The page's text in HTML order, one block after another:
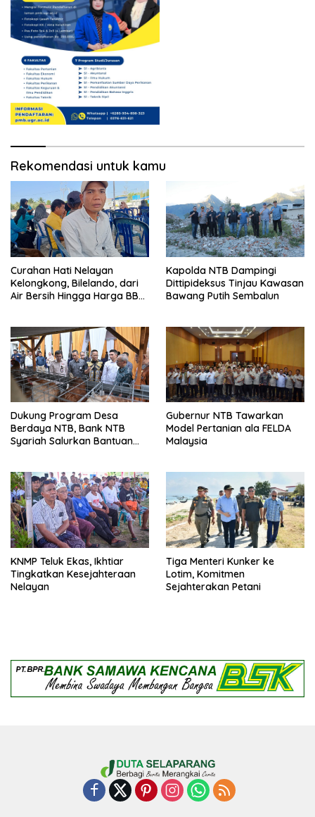
Rekomendasi untuk kamu
Curahan Hati Nelayan
Kelongkong, Bilelando, dari
Air Bersih Hingga Harga BBM
Kapolda NTB Dampingi
Dittipideksus Tinjau Kawasan
Bawang Putih Sembalun
Dukung Program Desa
Berdaya NTB, Bank NTB
Syariah Salurkan Bantuan
Lendang Nangka Utara
Gubernur NTB Tawarkan
Model Pertanian ala FELDA
Malaysia
KNMP Teluk Ekas, Ikhtiar
Tingkatkan Kesejahteraan
Nelayan
Tiga Menteri Kunker ke
Lotim, Komitmen
Sejahterakan Petani